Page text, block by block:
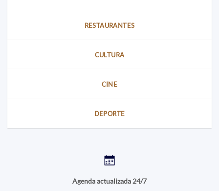
RESTAURANTES
CULTURA
CINE
DEPORTE
Agenda actualizada 24/7